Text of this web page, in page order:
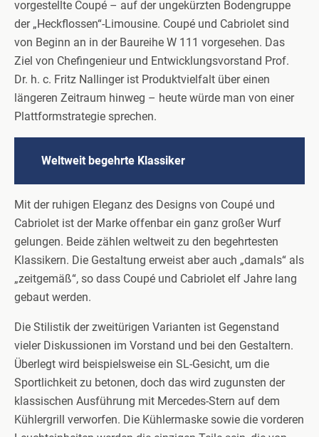
vorgestellte Coupé – auf der ungekürzten Bodengruppe
der „Heckflossen“-Limousine. Coupé und Cabriolet sind
von Beginn an in der Baureihe W 111 vorgesehen. Das
Ziel von Chefingenieur und Entwicklungsvorstand Prof.
Dr. h. c. Fritz Nallinger ist Produktvielfalt über einen
längeren Zeitraum hinweg – heute würde man von einer
Plattformstrategie sprechen.
Weltweit begehrte Klassiker
Mit der ruhigen Eleganz des Designs von Coupé und
Cabriolet ist der Marke offenbar ein ganz großer Wurf
gelungen. Beide zählen weltweit zu den begehrtesten
Klassikern. Die Gestaltung erweist aber auch „damals“ als
„zeitgemäß“, so dass Coupé und Cabriolet elf Jahre lang
gebaut werden.
Die Stilistik der zweitürigen Varianten ist Gegenstand
vieler Diskussionen im Vorstand und bei den Gestaltern.
Überlegt wird beispielsweise ein SL-Gesicht, um die
Sportlichkeit zu betonen, doch das wird zugunsten der
klassischen Ausführung mit Mercedes-Stern auf dem
Kühlergrill verworfen. Die Kühlermaske sowie die vorderen